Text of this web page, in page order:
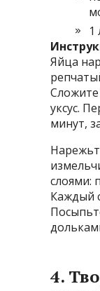
1
Яйца
Сложите
уксус.
минут,
слоями:
Каждый
4.